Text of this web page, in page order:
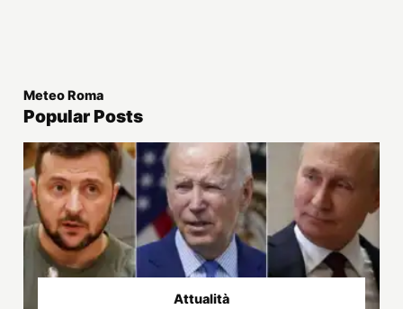
Meteo Roma
Popular Posts
Attualità